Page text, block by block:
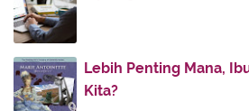
Teks Lengkap Khotbah Idul
Anjuran Menikah di Bulan
Kisah Ahli Sedekah Plus
Kisah Pilu Nabi Muhammad
Lebih Penting Mana,
Kita?